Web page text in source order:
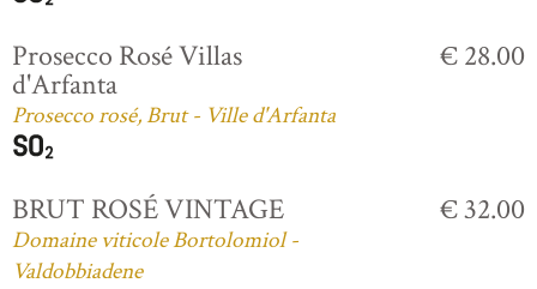
Prosecco Rosé Villas
d'Arfanta
Prosecco rosé, Brut - Ville d'Arfanta
€ 28.00
BRUT ROSÉ VINTAGE
Domaine viticole Bortolomiol -
Valdobbiadene
€ 32.00